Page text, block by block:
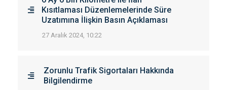
Kısıtlaması Düzenlemelerinde Süre
Uzatımına İlişkin Basın Açıklaması
27 Aralık 2024, 10:22
Zorunlu Trafik Sigortaları Hakkında
Bilgilendirme